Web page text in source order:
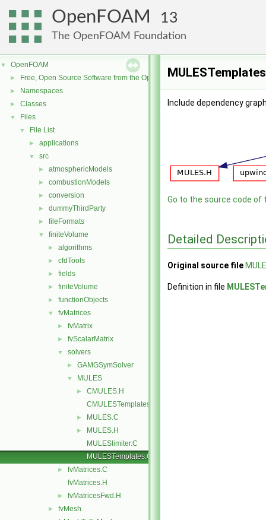
OpenFOAM 13
The OpenFOAM Foundation
▼ OpenFOAM
► Free, Open Source Software from the OpenFOAM Foundation
► Namespaces
► Classes
▼ Files
▼ File List
► applications
▼ src
► atmosphericModels
► combustionModels
► conversion
► dummyThirdParty
► fileFormats
▼ finiteVolume
► algorithms
► cfdTools
► fields
► finiteVolume
► functionObjects
▼ fvMatrices
► fvMatrix
► fvScalarMatrix
▼ solvers
► GAMGSymSolver
▼ MULES
►
CMULES.H
CMULESTemplates.C
► MULES.C
►
MULES.H
MULESlimiter.C
MULESTemplates.C
►
fvMatrices.C
fvMatrices.H
► fvMatricesFwd.H
► fvMesh
Include dependency
Go to the source code of
Detailed
Original source file
Definition in file